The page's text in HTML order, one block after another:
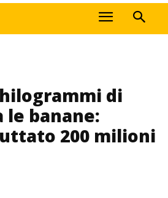
di
le banane:
200 milioni